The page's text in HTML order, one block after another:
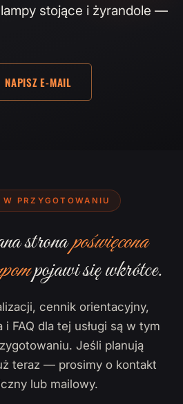
stojące i żyrandole —
NAPISZ E-MAIL
PRZYGOTOWANIU
stronapoświęcona
pojawi się wkrótce.
cennik orientacyjny,
FAQ dla tej usługi są w tym
Jeśli planują
teraz — prosimy o kontakt
lub mailowy.